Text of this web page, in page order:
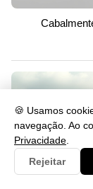
🍪 Usamos
navegação. Ao
Privacidade
Rejeitar